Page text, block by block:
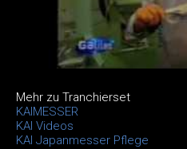
Mehr zu Tranchierset
KAIMESSER
KAI Videos
KAI Japanmesser Pflege